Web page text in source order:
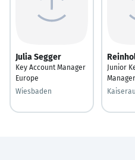
Julia Segger
Key Account Manager
Europe
Wiesbaden
Junior
Manager